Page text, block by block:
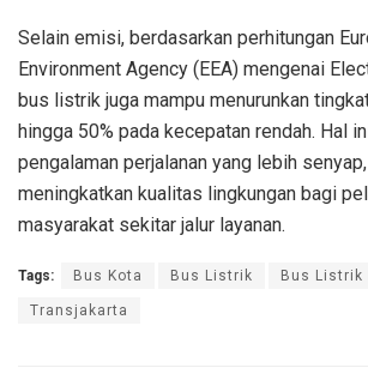
Selain emisi, berdasarkan perhitungan
Environment Agency (EEA) mengenai
bus listrik juga mampu menurunkan
hingga 50% pada kecepatan rendah. Hal
pengalaman perjalanan yang lebih
meningkatkan kualitas lingkungan bagi
masyarakat sekitar jalur layanan.
Tags: Bus Kota Bus Listrik Bus Listrik
Transjakarta